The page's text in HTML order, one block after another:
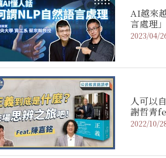
AI越來
言處理
2023/04/
人可以
謝哲青
2022/10/